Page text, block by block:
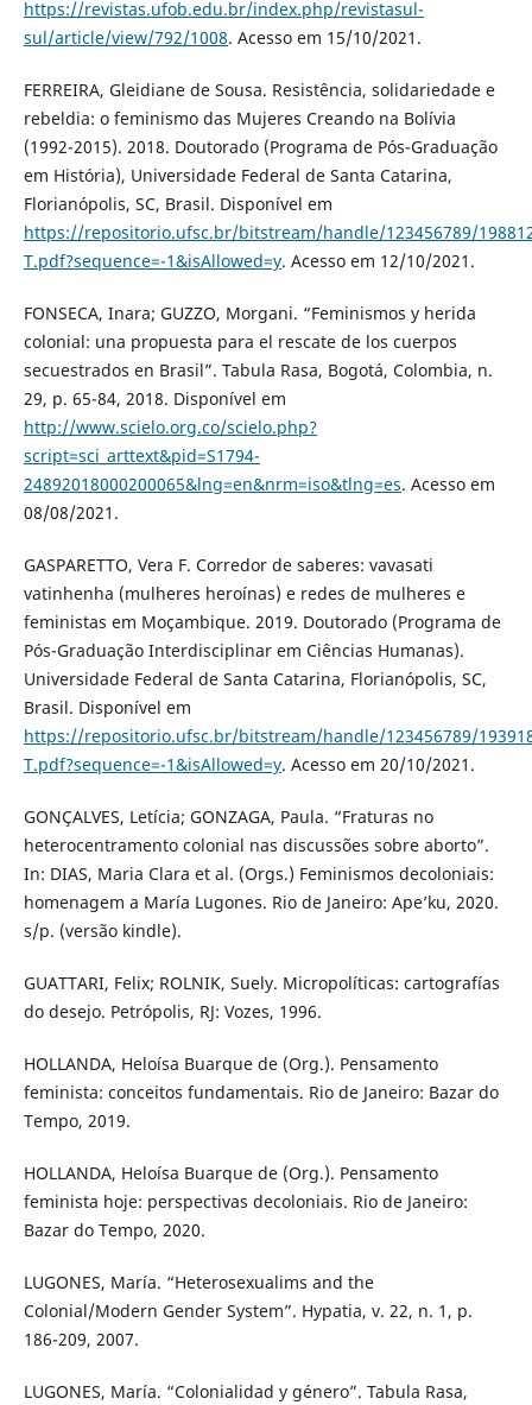
https://revistas.ufob.edu.br/index.php/revistasul-
sul/article/view/792/1008. Acesso em 15/10/2021.
FERREIRA, Gleidiane de Sousa. Resistência, solidariedade e
rebeldia: o feminismo das Mujeres Creando na Bolívia
(1992-2015). 2018. Doutorado (Programa de Pós-Graduação
em História), Universidade Federal de Santa Catarina,
Florianópolis, SC, Brasil. Disponível em
https://repositorio.ufsc.br/bitstream/handle/123456789/
T.pdf?sequence=-1&isAllowed=y. Acesso em 12/10/2021.
FONSECA, Inara; GUZZO, Morgani. “Feminismos y herida
colonial: una propuesta para el rescate de los cuerpos
secuestrados en Brasil”. Tabula Rasa, Bogotá, Colombia, n.
29, p. 65-84, 2018. Disponível em
http://www.scielo.org.co/scielo.php?
script=sci_arttext&pid=S1794-
24892018000200065&lng=en&nrm=iso&tlng=es. Acesso em
08/08/2021.
GASPARETTO, Vera F. Corredor de saberes: vavasati
vatinhenha (mulheres heroínas) e redes de mulheres e
feministas em Moçambique. 2019. Doutorado (Programa de
Pós-Graduação Interdisciplinar em Ciências Humanas).
Universidade Federal de Santa Catarina, Florianópolis, SC,
Brasil. Disponível em
https://repositorio.ufsc.br/bitstream/handle/123456789/
T.pdf?sequence=-1&isAllowed=y. Acesso em 20/10/2021.
GONÇALVES, Letícia; GONZAGA, Paula. “Fraturas no
heterocentramento colonial nas discussões sobre aborto”.
In: DIAS, Maria Clara et al. (Orgs.) Feminismos decoloniais:
homenagem a María Lugones. Rio de Janeiro: Ape’ku, 2020.
s/p. (versão kindle).
GUATTARI, Felix; ROLNIK, Suely. Micropolíticas: cartografías
do desejo. Petrópolis, RJ: Vozes, 1996.
HOLLANDA, Heloísa Buarque de (Org.). Pensamento
feminista: conceitos fundamentais. Rio de Janeiro: Bazar do
Tempo, 2019.
HOLLANDA, Heloísa Buarque de (Org.). Pensamento
feminista hoje: perspectivas decoloniais. Rio de Janeiro:
Bazar do Tempo, 2020.
LUGONES, María. “Heterosexualims and the
Colonial/Modern Gender System”. Hypatia, v. 22, n. 1, p.
186-209, 2007.
LUGONES, María. “Colonialidad y género”. Tabula Rasa,